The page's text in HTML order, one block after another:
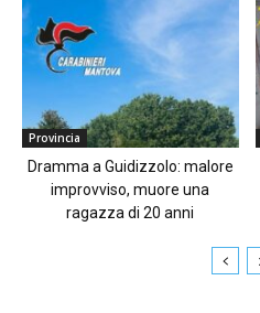
Provincia
Dramma a Guidizzolo: malore
improvviso, muore una
ragazza di 20 anni